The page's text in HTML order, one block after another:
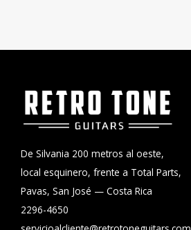
De Silvania 200 metros al oeste,
local esquinero, frente a Total Parts,
Pavas, San José — Costa Rica
2296-4650